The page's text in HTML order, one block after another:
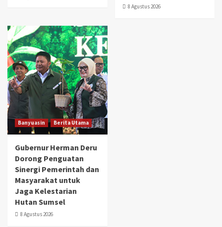
8 Agustus 2026
Banyuasin Berita Utama
Gubernur Herman Deru
Dorong Penguatan
Sinergi Pemerintah dan
Masyarakat untuk
Jaga Kelestarian
Hutan Sumsel
8 Agustus 2026